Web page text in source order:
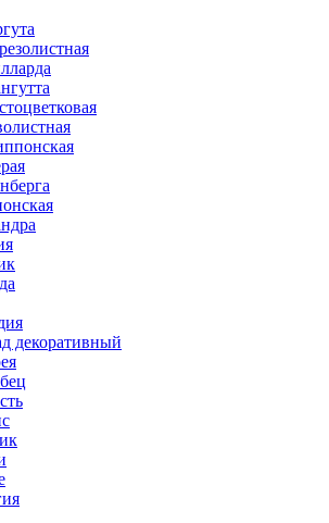
декоративный